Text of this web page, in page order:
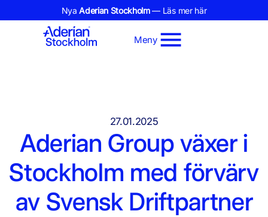
NyaAderian Stockholm— Läs mer här
Meny
27.01.2025
Aderian Group växer i
Stockholm med förvärv
av Svensk Driftpartner